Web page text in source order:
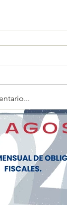
MENSUAL DE
FISCALES